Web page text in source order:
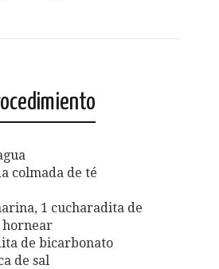
colmada de té
1 cucharadita de
hornear
de bicarbonato
de sal